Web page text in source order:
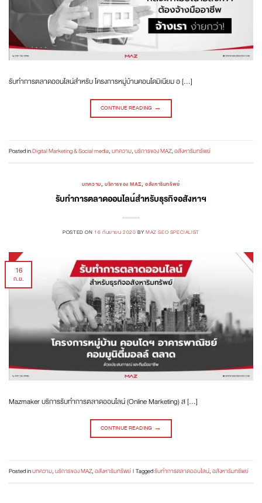
รับทำการตลาดออนไลน์สำหรับ โครงการหมู่บ้านคอนโดมิเนียม อ […]
CONTINUE READING →
Posted inDigital Marketing & Social media,บทความ,บริการของ MAZ,อสังหาริมทรัพย์
บทความ, บริการของ MAZ,อสังหาริมทรัพย์
รับทำการตลาดออนไลน์สำหรับธุรกิจอสังหาฯ
POSTED ON16 กันยายน 2020 BY MAZ SEO SPECIALIST
16
ก.ย.
Mazmaker บริการรับทำการตลาดออนไลน์ (Online Marketing) ส […]
CONTINUE READING →
Posted inบทความ,บริการของ MAZ,อสังหาริมทรัพย์|Taggedรับทำการตลาดออนไลน์,อสังหาริมทรัพย์